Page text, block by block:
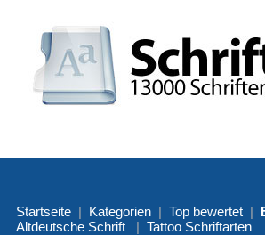
Startseite | Kategorien | Top bewertet |
Altdeutsche Schrift | Tattoo Schriftarten